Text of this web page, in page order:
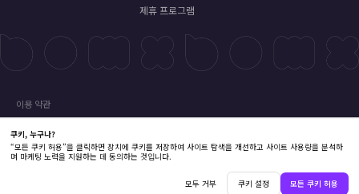
제휴 프로그램
이용 약관
Copyright © 2026 Shenzhen Pixso Technology Co.,Ltd All rights reserved.